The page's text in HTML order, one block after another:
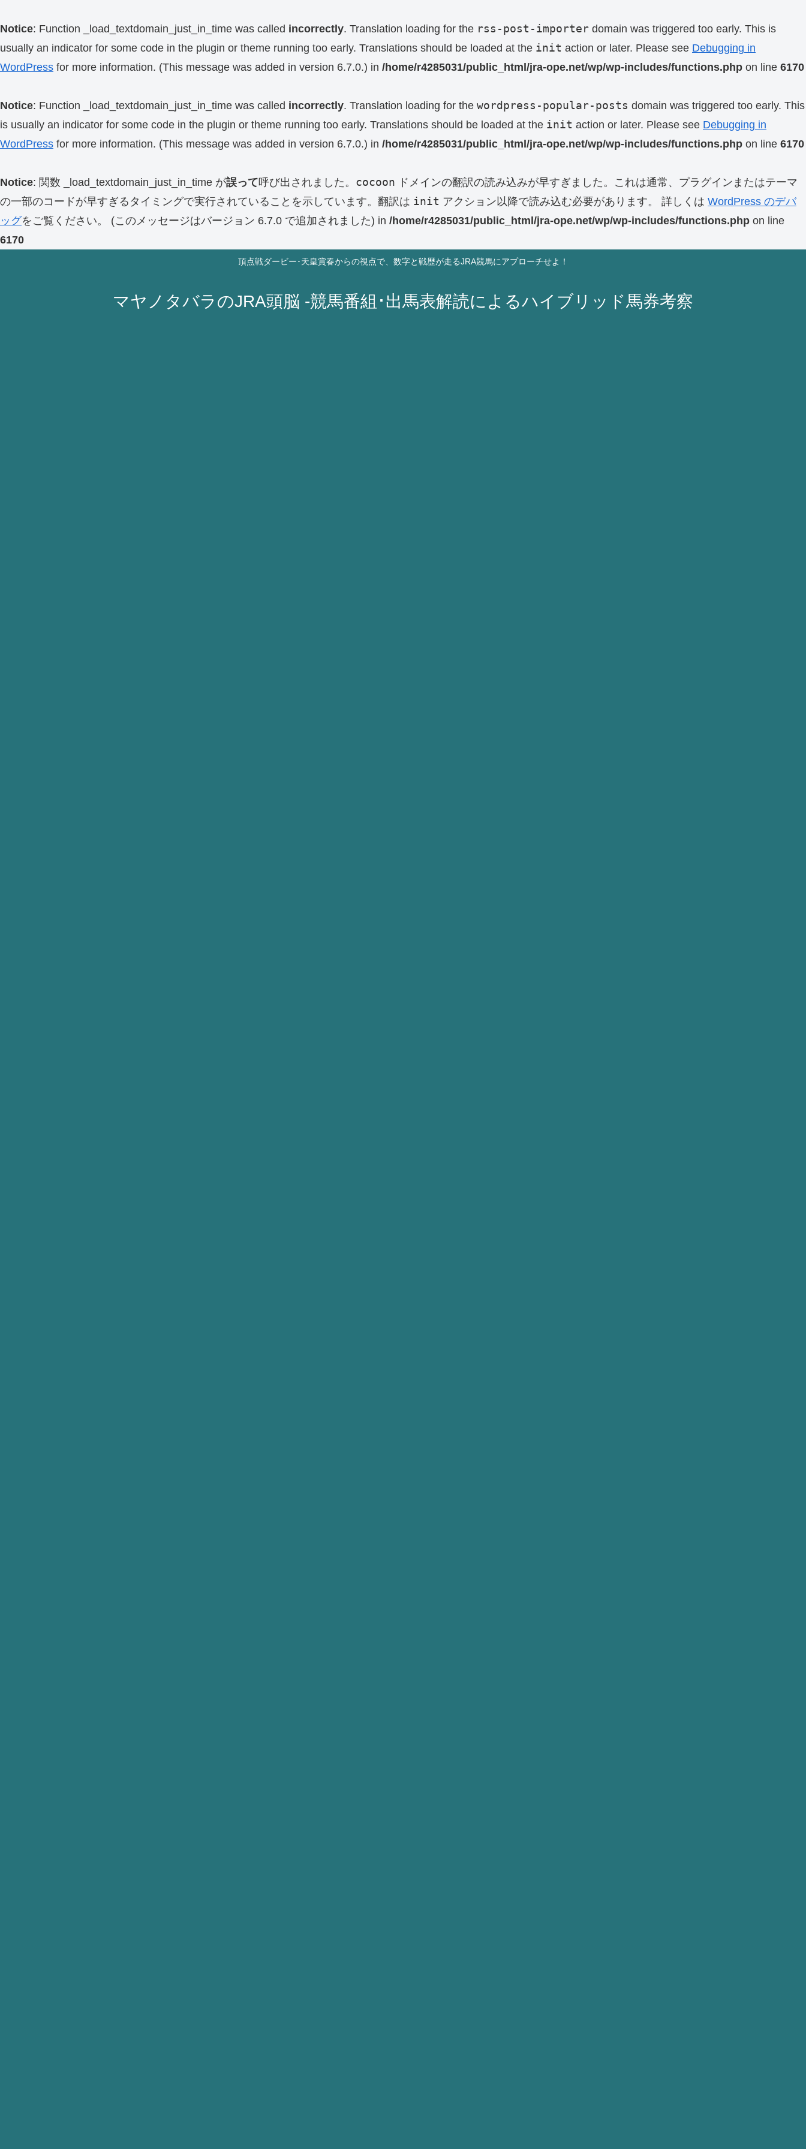
Notice: Function _load_textdomain_just_in_time was called incorrectly. Translation loading for the rss-post-importer domain was triggered too early. This is
usually an indicator for some code in the plugin or theme running too early. Translations should be loaded at the init action or later. Please see Debugging in
WordPress for more information. (This message was added in version 6.7.0.) in /home/r4285031/public_html/jra-ope.net/wp/wp-includes/functions.php on line 6170
Notice: Function _load_textdomain_just_in_time was called incorrectly. Translation loading for the wordpress-popular-posts domain was triggered too early. This
is usually an indicator for some code in the plugin or theme running too early. Translations should be loaded at the init action or later. Please see Debugging in
WordPress for more information. (This message was added in version 6.7.0.) in /home/r4285031/public_html/jra-ope.net/wp/wp-includes/functions.php on line 6170
Notice: 関数 _load_textdomain_just_in_time が誤って呼び出されました。 cocoon ドメインの翻訳の読み込みが早すぎました。これは通常、プラグインまたはテーマ
の一部のコードが早すぎるタイミングで実行されていることを示しています。翻訳は init アクション以降で読み込む必要があります。 詳しくは WordPress のデバ
ッグをご覧ください。 (このメッセージはバージョン 6.7.0 で追加されました) in /home/r4285031/public_html/jra-ope.net/wp/wp-includes/functions.php on line
6170
頂点戦ダービー･天皇賞春からの視点で、数字と戦歴が走るJRA競馬にアプローチせよ！
マヤノタバラのJRA頭脳 -競馬番組･出馬表解読によるハイブリッド馬券考察